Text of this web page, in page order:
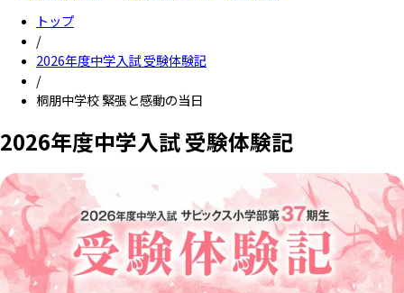
トップ
/
2026年度中学入試 受験体験記
/
桐朋中学校 緊張と感動の当日
2026年度中学入試 受験体験記